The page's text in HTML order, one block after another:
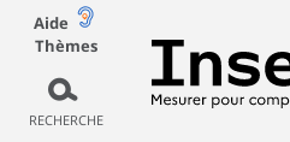
Aide
Thèmes
RECHERCHE